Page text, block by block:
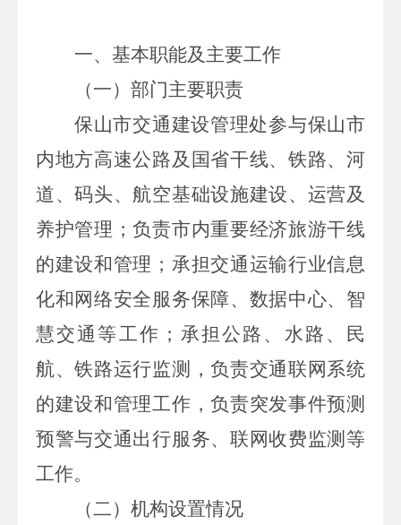
一、基本职能及主要工作
（一）部门主要职责
保山市交通建设管理处参与保山市
内地方高速公路及国省干线、铁路、河
道、码头、航空基础设施建设、运营及
养护管理；负责市内重要经济旅游干线
的建设和管理；承担交通运输行业信息
化和网络安全服务保障、数据中心、智
慧交通等工作；承担公路、水路、民
航、铁路运行监测，负责交通联网系统
的建设和管理工作，负责突发事件预测
预警与交通出行服务、联网收费监测等
工作。
（二）机构设置情况